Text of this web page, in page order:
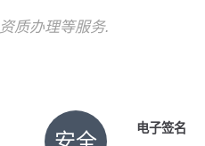
质办理等服务.
安全
电子签名